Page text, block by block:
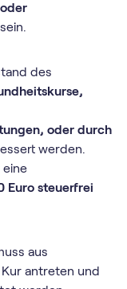
des
oder durch
werden.
Euro steuerfrei
aus
antreten und